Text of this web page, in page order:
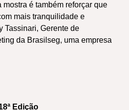
é também reforçar que
mais tranquilidade e
Tassinari, Gerente de
da Brasilseg, uma empresa
Edição